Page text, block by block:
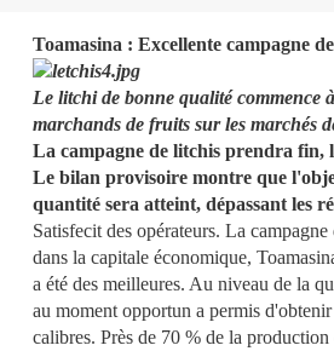
Toamasina : Excellente campagne
Le litchi de bonne qualité commence
marchands de fruits sur les marchés
La campagne de litchis prendra fin,
Le bilan provisoire montre que
quantité sera atteint, dépassant les
Satisfecit des opérateurs. La
dans la capitale économique,
a été des meilleures. Au niveau de la
au moment opportun a permis
calibres. Près de 70 % de la